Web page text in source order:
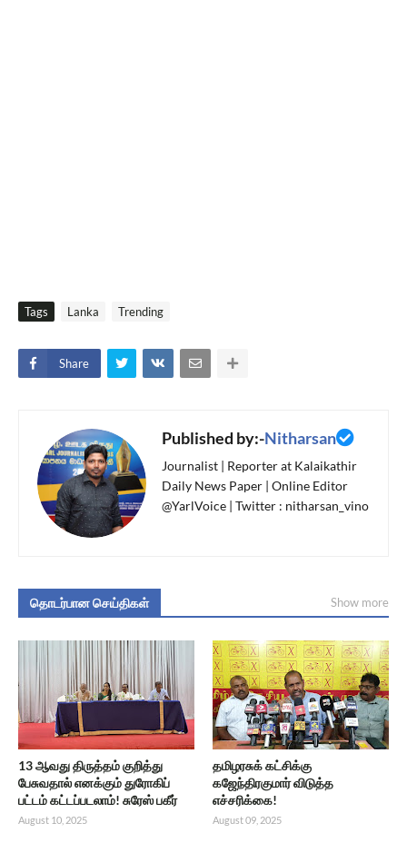
Tags Lanka Trending
Share
Published by:-Nitharsan
Journalist | Reporter at Kalaikathir
Daily News Paper | Online Editor
@YarlVoice | Twitter : nitharsan_vino
தொடர்பான செய்திகள் Show more
13 ஆவது திருத்தம் குறித்து
பேசுவதால் எனக்கும் துரோகிப்
பட்டம் கட்டப்படலாம்! சுரேஸ் பகீர்
August 10, 2025
தமிழரசுக் கட்சிக்கு
கஜேந்திரகுமார் விடுத்த
எச்சரிக்கை!
August 09, 2025